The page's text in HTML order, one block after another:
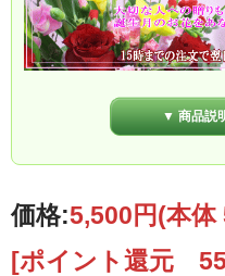
▼ 商品説
価格:5,500円(本体
[ポイント還元